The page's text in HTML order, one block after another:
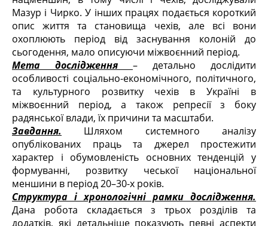
Мазур і Чирко. У інших працях подається короткий
опис життя та становища чехів, але всі вони
охоплюють період від заснування колоній до
сьогодення, мало описуючи міжвоєнний період.
Мета дослідження – детально дослідити
особливості соціально-економічного, політичного,
та культурного розвитку чехів в Україні в
міжвоєнний період, а також репресії з боку
радянської влади, їх причини та масштаби.
Завдання. Шляхом системного аналізу
опублікованих праць та джерел простежити
характер і обумовленість основних тенденцій у
формуванні, розвитку чеської національної
меншини в період 20–30-х років.
Структура і хронологічні рамки дослідження.
Дана робота складається з трьох розділів та
додатків, які детальніше показують певні аспекти